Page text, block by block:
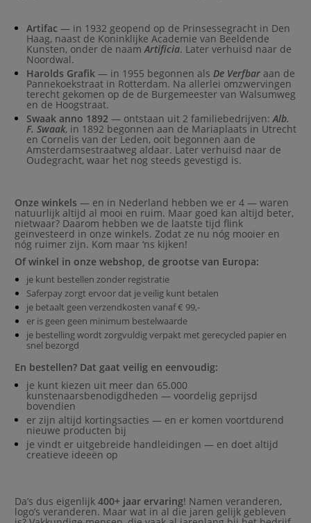
Artifac — in 1932 geopend op de Prinsessegracht in Den
Haag, naast de Koninklijke Academie van Beeldende
Kunsten, onder de naamArtificia. Later verhuisd naar de
Noordwal.
Harolds Grafik — in 1955 begonnen als De Verfbar aan de
Pannekoekstraat in Rotterdam. Na allerlei omzwervingen
terecht gekomen op de de Burgemeester van Walsumweg
en de Hoogstraat.
Swaak anno 1892 — ontstaan uit 2 familiebedrijven:Alb.
F. Swaak, in 1892 begonnen aan de Mariaplaats in Utrecht
en Cornelis van der Leden, ooit begonnen aan de
Amsterdamsestraatweg aldaar. Later verhuisd naar de
Oudegracht, waar het nog steeds gevestigd is.
Onze winkels — en in Nederland hebben we er 4 — waren
natuurlijk altijd al mooi en ruim. Maar goed kan altijd beter,
nietwaar? Daarom hebben we de laatste tijd flink
geïnvesteerd in onze winkels. Zodat ze nu nóg mooier en
nóg ruimer zijn. Kom maar ‘ns kijken!
Of winkel in onze webshop, de grootse van Europa:
je kunt bestellen zonder registratie
Saferpay zorgt ervoor dat je veilig kunt betalen
je betaalt geen verzendkosten vanaf € 99,-
er is geen geen minimum bestelwaarde
je bestelling wordt zorgvuldig verpakt met gerecycled papier en
snel bezorgd
En bestellen? Dat gaat veilig en eenvoudig:
je kunt kiezen uit meer dan 65.000
kunstenaarsbenodigdheden — voordelig geprijsd
bovendien
er zijn altijd kortingsacties — en er komen voortdurend
nieuwe producten bij
je vindt er uitgebreide handleidingen — en doet altijd
creatieve ideeën op
Da’s dus eigenlijk 400+ jaar ervaring! Namen veranderen,
logo’s veranderen. Maar wat in al die jaren gelijk gebleven